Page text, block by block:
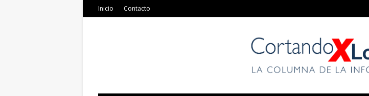
Inicio Contacto